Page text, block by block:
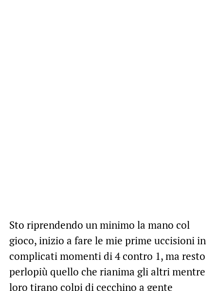
Sto riprendendo un minimo la mano col
gioco, inizio a fare le mie prime uccisioni in
complicati momenti di 4 contro 1, ma resto
perlopiù quello che rianima gli altri mentre
loro tirano colpi di cecchino a gente